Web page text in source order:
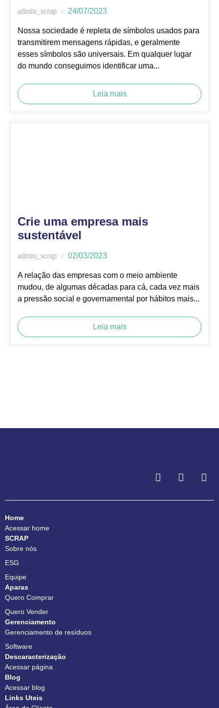
admin_scrap 24/07/2023
Nossa sociedade é repleta de símbolos usados para
transmitirem mensagens rápidas, e geralmente
esses símbolos são universais. Em qualquer lugar
do mundo conseguimos identificar uma...
Leia mais
Crie uma empresa mais
sustentável
admin_scrap 02/03/2023
A relação das empresas com o meio ambiente
mudou, de algumas décadas para cá, cada vez mais
a pressão social e governamental por hábitos mais...
Leia mais
Home
Acessar home
SCRAP
Sobre nós
ESG
Equipe
Aparas
Quero Comprar
Quero Vender
Gerenciamento
Gerenciamento de resíduos
Software
Descaracterização
Acessar página
Blog
Acessar blog
Links Uteis